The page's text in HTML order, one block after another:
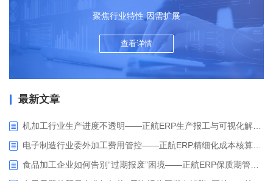
聚焦行业特性 因需扩展
查看详情
最新文章